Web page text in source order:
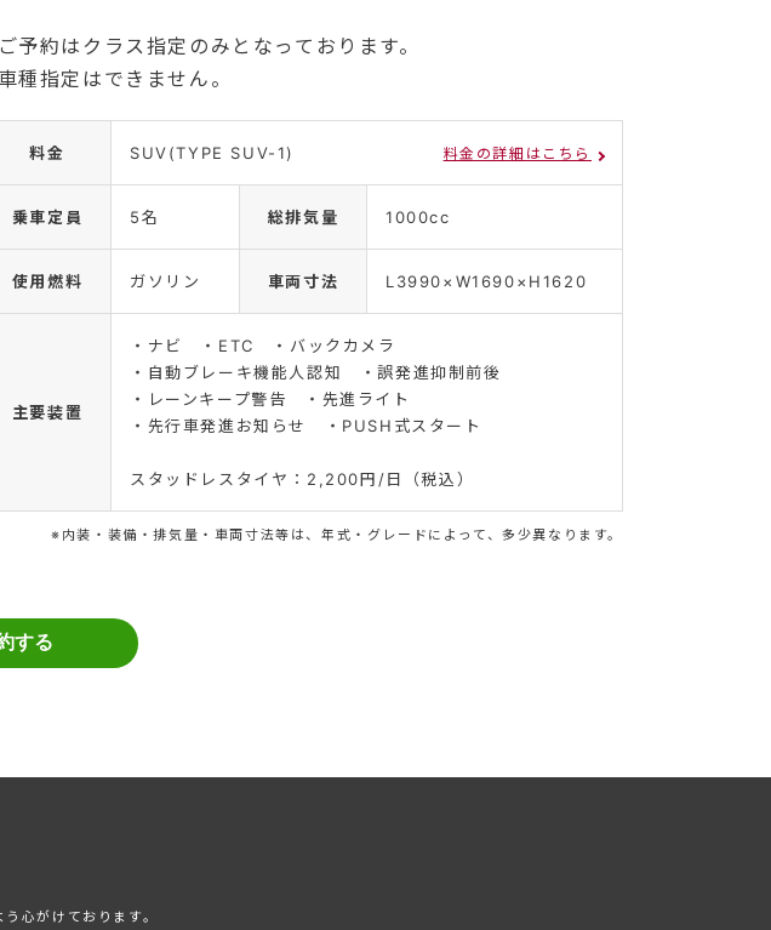
予約はクラス指定のみとなっております。
種指定はできません。
料金 SUV(TYPE SUV-1) 料金の詳細はこちら
乗車定員 5名 総排気量 1000cc
使用燃料 ガソリン 車両寸法 L3990×W1690×H1620
主要装置
・ナビ ・ETC ・バックカメラ
・自動ブレーキ機能人認知 ・誤発進抑制前後
・レーンキープ警告 ・先進ライト
・先行車発進お知らせ ・PUSH式スタート
スタッドレスタイヤ：2,200円/日（税込）
※内装・装備・排気量・車両寸法等は、年式・グレードによって、多少異なります。
⼼がけております。